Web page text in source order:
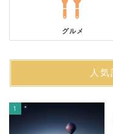
グルメ
人
1